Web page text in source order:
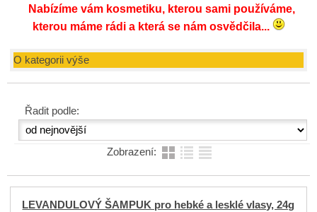
Nabízíme vám kosmetiku, kterou sami používáme,
kterou máme rádi a která se nám osvědčila...
O kategorii výše
Řadit podle:
Zobrazení:
LEVANDULOVÝ ŠAMPUK pro hebké a lesklé vlasy, 24g